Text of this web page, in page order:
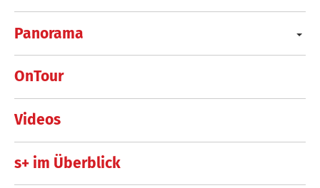
Panorama
OnTour
Videos
s+ im Überblick